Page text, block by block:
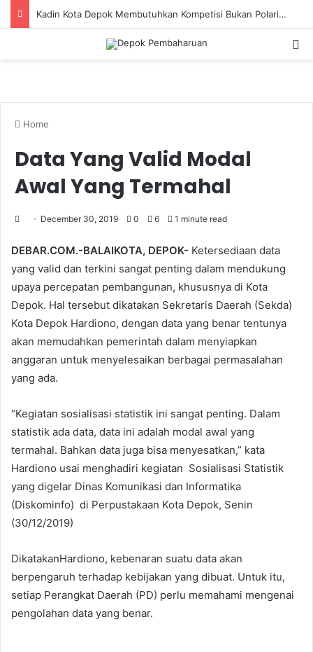
Semarak Kemerdekaan RI ke-81, Diskarpus Depok Gelar Lomba Cerdas Cermat SMP/MTs
Home
Data Yang Valid Modal
Awal Yang Termahal
December 30, 2019 0 6 1 minute read
DEBAR.COM.-BALAIKOTA, DEPOK- Ketersediaan data
yang valid dan terkini sangat penting dalam mendukung
upaya percepatan pembangunan, khususnya di Kota
Depok. Hal tersebut dikatakan Sekretaris Daerah (Sekda)
Kota Depok Hardiono, dengan data yang benar tentunya
akan memudahkan pemerintah dalam menyiapkan
anggaran untuk menyelesaikan berbagai permasalahan
yang ada.
“Kegiatan sosialisasi statistik ini sangat penting. Dalam
statistik ada data, data ini adalah modal awal yang
termahal. Bahkan data juga bisa menyesatkan,” kata
Hardiono usai menghadiri kegiatan Sosialisasi Statistik
yang digelar Dinas Komunikasi dan Informatika
(Diskominfo) di Perpustakaan Kota Depok, Senin
(30/12/2019)
DikatakanHardiono, kebenaran suatu data akan
berpengaruh terhadap kebijakan yang dibuat. Untuk itu,
setiap Perangkat Daerah (PD) perlu memahami mengenai
pengolahan data yang benar.